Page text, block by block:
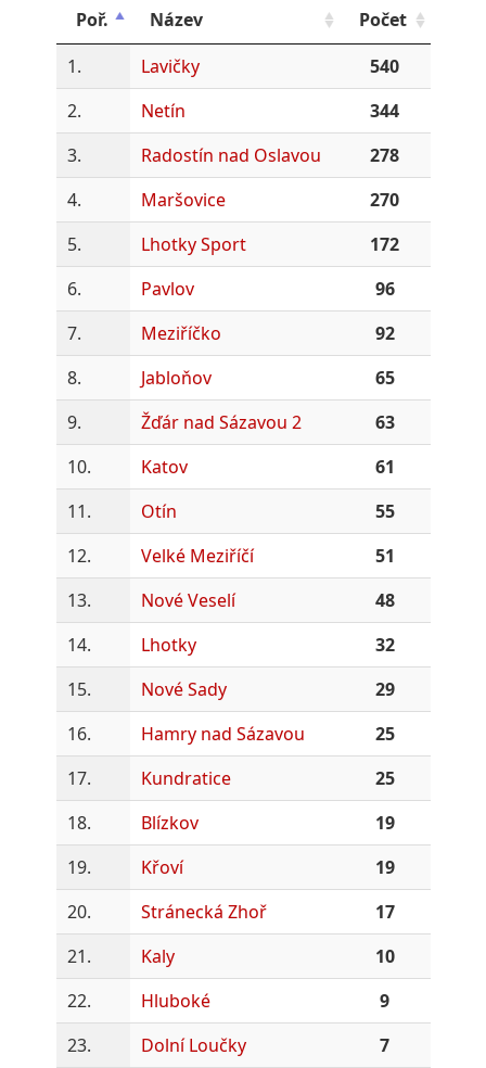
Poř.
Název
Počet
1.
Lavičky
540
2.
Netín
344
3.
Radostín nad Oslavou
278
4.
Maršovice
270
5.
Lhotky Sport
172
6.
Pavlov
96
7.
Meziříčko
92
8.
Jabloňov
65
9.
Žďár nad Sázavou 2
63
10.
Katov
61
11.
Otín
55
12.
Velké Meziříčí
51
13.
Nové Veselí
48
14.
Lhotky
32
15.
Nové Sady
29
16.
Hamry nad Sázavou
25
17.
Kundratice
25
18.
Blízkov
19
19.
Křoví
19
20.
Stránecká Zhoř
17
21.
Kaly
10
22.
Hluboké
9
23.
Dolní Loučky
7